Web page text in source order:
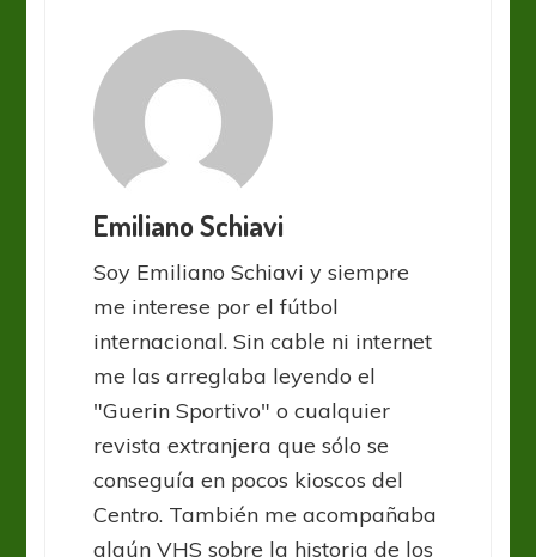
Emiliano Schiavi
Soy Emiliano Schiavi y siempre
me interese por el fútbol
internacional. Sin cable ni internet
me las arreglaba leyendo el
"Guerin Sportivo" o cualquier
revista extranjera que sólo se
conseguía en pocos kioscos del
Centro. También me acompañaba
algún VHS sobre la historia de los